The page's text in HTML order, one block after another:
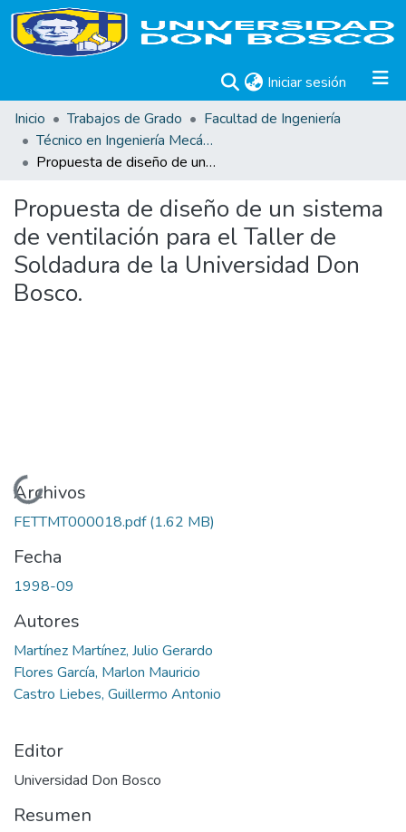
Iniciar sesión (current)
Inicio
Trabajos de Grado
Facultad de Ingeniería
Técnico en Ingeniería Mecánica. Trabajos de Graduación.
Propuesta de diseño de un sistema de ventilación para el Taller de Soldadura de la Universidad Don Bosco.
Propuesta de diseño de un sistema
de ventilación para el Taller de
Soldadura de la Universidad Don
Bosco.
Cargando...
Archivos
FETTMT000018.pdf(1.62 MB)
Fecha
1998-09
Autores
Martínez Martínez, Julio Gerardo
Flores García, Marlon Mauricio
Castro Liebes, Guillermo Antonio
Editor
Universidad Don Bosco
Resumen